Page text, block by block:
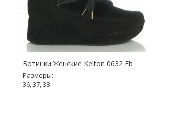
Ботинки Женские Kelton 0632 Fb
Размеры:
36, 37, 38